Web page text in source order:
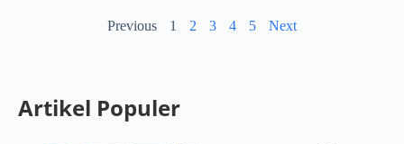
Previous 1 2 3 4 5 Next
Artikel Populer